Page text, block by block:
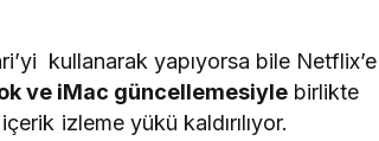
kullanarak yapıyorsa bile Netflix’e
ve iMac güncellemesiyle birlikte
izleme yükü kaldırılıyor.